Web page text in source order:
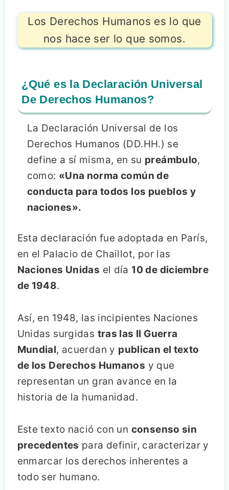
Los Derechos Humanos es lo que
nos hace ser lo que somos.
¿Qué es la Declaración Universal
De Derechos Humanos?
La Declaración Universal de los
Derechos Humanos (DD.HH.) se
define a sí misma, en su preámbulo,
como: «Una norma común de
conducta para todos los pueblos y
naciones».
Esta declaración fue adoptada en París,
en el Palacio de Chaillot, por las
Naciones Unidas el día 10 de diciembre
de 1948.
Así, en 1948, las incipientes Naciones
Unidas surgidas tras las II Guerra
Mundial, acuerdan y publican el texto
de los Derechos Humanos y que
representan un gran avance en la
historia de la humanidad.
Este texto nació con un consenso sin
precedentes para definir, caracterizar y
enmarcar los derechos inherentes a
todo ser humano.